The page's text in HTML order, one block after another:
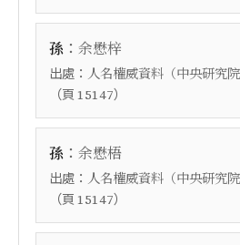
孫 ： 余懋梓
出處： 人名權威資料（中央研究
（頁 15147）
孫 ： 余懋梧
出處： 人名權威資料（中央研究
（頁 15147）